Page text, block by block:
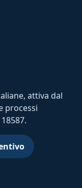
attiva dal
processi